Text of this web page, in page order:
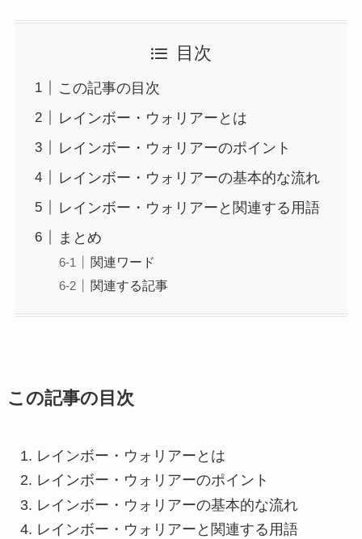
目次
この記事の目次
レインボー・ウォリアーとは
レインボー・ウォリアーのポイント
レインボー・ウォリアーの基本的な流れ
レインボー・ウォリアーと関連する用語
まとめ
関連ワード
関連する記事
この記事の目次
レインボー・ウォリアーとは
レインボー・ウォリアーのポイント
レインボー・ウォリアーの基本的な流れ
レインボー・ウォリアーと関連する用語